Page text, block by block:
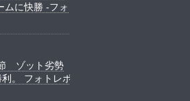
ムに快勝 -フォ
ゾット劣勢
。 フォトレポ